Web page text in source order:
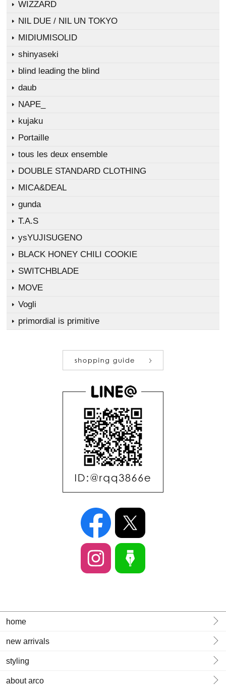
WIZZARD
NIL DUE / NIL UN TOKYO
MIDIUMISOLID
shinyaseki
blind leading the blind
daub
NAPE_
kujaku
Portaille
tous les deux ensemble
DOUBLE STANDARD CLOTHING
MICA&DEAL
gunda
T.A.S
ysYUJISUGENO
BLACK HONEY CHILI COOKIE
SWITCHBLADE
MOVE
Vogli
primordial is primitive
home
new arrivals
styling
about arco